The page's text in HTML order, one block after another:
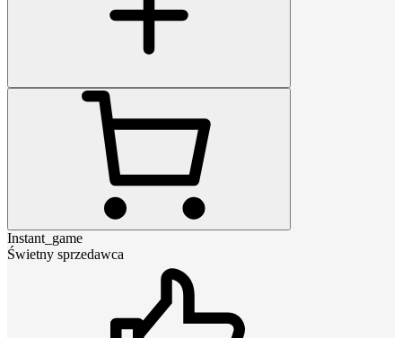
Instant_game
Świetny sprzedawca